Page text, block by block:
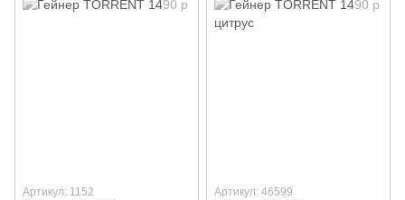
Артикул: 1152 Артикул: 46599